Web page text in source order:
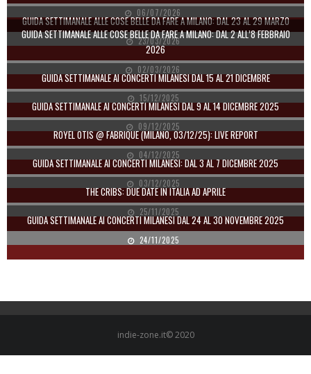
06/07/2026
GUIDA SETTIMANALE ALLE COSE BELLE DA FARE A MILANO: DAL 23 AL 29 MARZO
23/03/2026
GUIDA SETTIMANALE ALLE COSE BELLE DA FARE A MILANO: DAL 2 ALL’8 FEBBRAIO
2026
02/03/2026
GUIDA SETTIMANALE AI CONCERTI MILANESI DAL 15 AL 21 DICEMBRE
15/12/2025
GUIDA SETTIMANALE AI CONCERTI MILANESI DAL 9 AL 14 DICEMBRE 2025
09/12/2025
ROYEL OTIS @ FABRIQUE (MILANO, 03/12/25): LIVE REPORT
04/12/2025
GUIDA SETTIMANALE AI CONCERTI MILANESI: DAL 3 AL 7 DICEMBRE 2025
03/12/2025
THE CRIBS: DUE DATE IN ITALIA AD APRILE
25/11/2025
GUIDA SETTIMANALE AI CONCERTI MILANESI DAL 24 AL 30 NOVEMBRE 2025
24/11/2025
indie-zone.it© 2020